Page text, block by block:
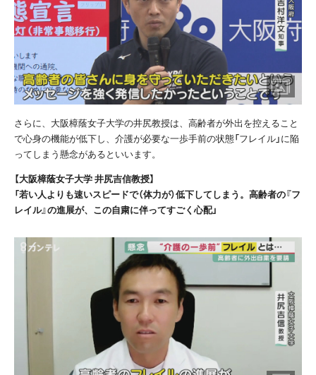
さらに、大阪樟蔭女子大学の井尻教授は、高齢者が外出を控えること
で心身の機能が低下し、介護が必要な一歩手前の状態「フレイル」に陥
ってしまう懸念があるといいます。
【大阪樟蔭女子大学 井尻吉信教授】
「若い人よりも速いスピードで（体力が）低下してしまう。高齢者の『フ
レイル』の進展が、この自粛に伴ってすごく心配」